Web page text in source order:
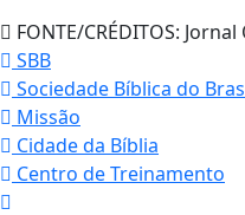
FONTE/CRÉDITOS: Jornal
SBB
Sociedade Bíblica do
Missão
Cidade da Bíblia
Centro de Treinamento